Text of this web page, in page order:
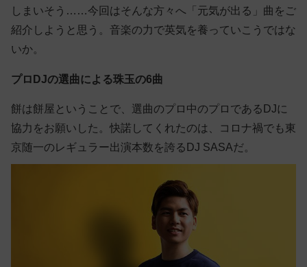
しまいそう……今回はそんな方々へ「元気が出る」曲をご
紹介しようと思う。音楽の力で英気を養っていこうではな
いか。
プロDJの選曲による珠玉の6曲
餅は餅屋ということで、選曲のプロ中のプロであるDJに
協力をお願いした。快諾してくれたのは、コロナ禍でも東
京随一のレギュラー出演本数を誇るDJ SASAだ。